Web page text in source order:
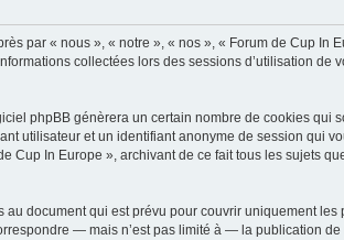
par « nous », « notre », « nos », « Forum de Cup In
collectées lors des sessions d’utilisation de
phpBB génèrera un certain nombre de cookies qui
utilisateur et un identifiant anonyme de session qui
Cup In Europe », archivant de ce fait tous les sujets
document qui est prévu pour couvrir uniquement les
— mais n’est pas limité à — la publication